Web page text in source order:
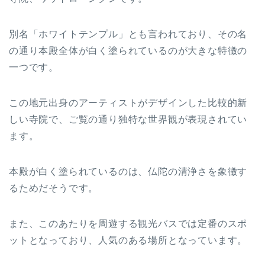
別名「ホワイトテンプル」とも言われており、その名
の通り本殿全体が白く塗られているのが大きな特徴の
一つです。
この地元出身のアーティストがデザインした比較的新
しい寺院で、ご覧の通り独特な世界観が表現されてい
ます。
本殿が白く塗られているのは、仏陀の清浄さを象徴す
るためだそうです。
また、このあたりを周遊する観光バスでは定番のスポ
ットとなっており、人気のある場所となっています。